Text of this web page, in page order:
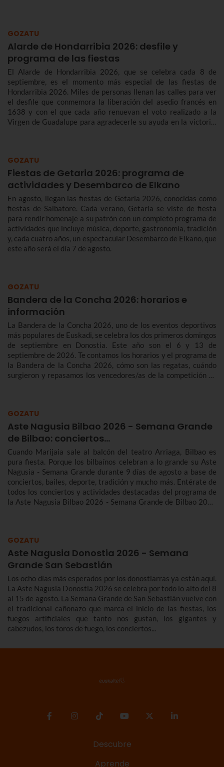
GOZATU
Alarde de Hondarribia 2026: desfile y
programa de las fiestas
El Alarde de Hondarribia 2026, que se celebra cada 8 de
septiembre, es el momento más especial de las fiestas de
Hondarribia 2026. Miles de personas llenan las calles para ver
el desfile que conmemora la liberación del asedio francés en
1638 y con el que cada año renuevan el voto realizado a la
Virgen de Guadalupe para agradecerle su ayuda en la victoria.
septiembre.
GOZATU
Fiestas de Getaria 2026: programa de
actividades y Desembarco de Elkano
En agosto, llegan las fiestas de Getaria 2026, conocidas como
fiestas de Salbatore. Cada verano, Getaria se viste de fiesta
para rendir homenaje a su patrón con un completo programa de
actividades que incluye música, deporte, gastronomía, tradición
y, cada cuatro años, un espectacular Desembarco de Elkano, que
este año será el día 7 de agosto.
GOZATU
Bandera de la Concha 2026: horarios e
información
La Bandera de la Concha 2026, uno de los eventos deportivos
más populares de Euskadi, se celebra los dos primeros domingos
de septiembre en Donostia. Este año son el 6 y 13 de
septiembre de 2026. Te contamos los horarios y el programa de
la Bandera de la Concha 2026, cómo son las regatas, cuándo
surgieron y repasamos los vencedores/as de la competición de
GOZATU
Aste Nagusia Bilbao 2026 - Semana Grande
de Bilbao: conciertos…
Cuando Marijaia sale al balcón del teatro Arriaga, Bilbao es
pura fiesta. Porque los bilbaínos celebran a lo grande su Aste
Nagusia - Semana Grande durante 9 días de agosto a base de
conciertos, bailes, deporte, tradición y mucho más. Entérate de
todos los conciertos y actividades destacadas del programa de
la Aste Nagusia Bilbao 2026 - Semana Grande de Bilbao 2026
GOZATU
Aste Nagusia Donostia 2026 - Semana
Grande San Sebastián
Los ocho días más esperados por los donostiarras ya están aquí.
La Aste Nagusia Donostia 2026 se celebra por todo lo alto del 8
al 15 de agosto. La Semana Grande de San Sebastián vuelve con
el tradicional cañonazo que marca el inicio de las fiestas, los
fuegos artificiales que tanto nos gustan, los gigantes y
cabezudos, los toros de fuego, los conciertos...
Descubre
Aprende